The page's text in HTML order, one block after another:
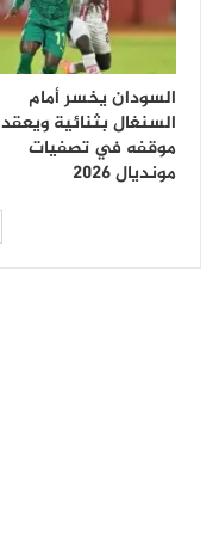
السودان يخسر أمام
السنغال بثنائية ويعقد
موقفه في تصفيات
مونديال 2026